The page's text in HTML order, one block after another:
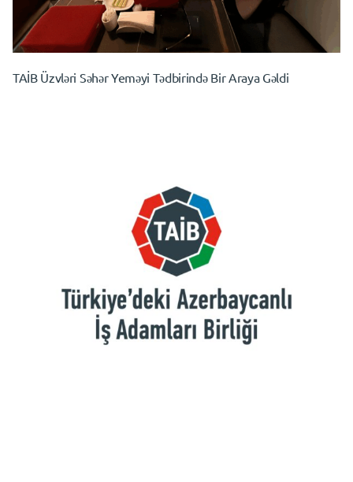
TAİB Üzvləri Səhər Yeməyi Tədbirində Bir Araya Gəldi